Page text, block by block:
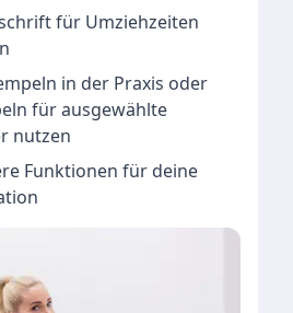
für Umziehzeiten
in der Praxis oder
für ausgewählte
nutzen
Funktionen für deine